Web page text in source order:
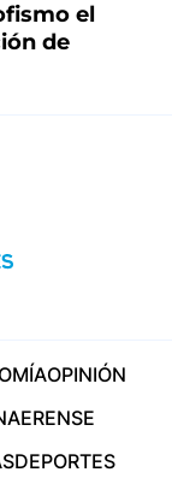
el
de
OPINIÓN
DEPORTES